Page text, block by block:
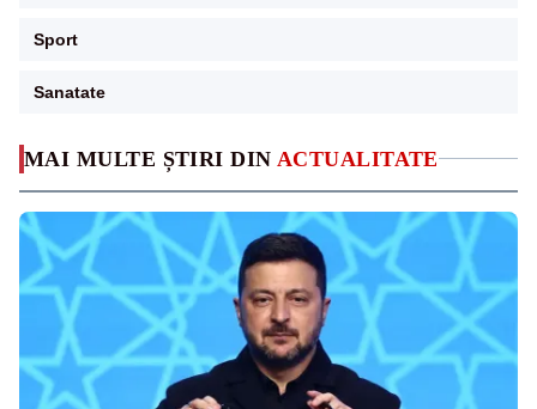
MAI MULTE ȘTIRI DIN ACTUALITATE
Sport
Sanatate